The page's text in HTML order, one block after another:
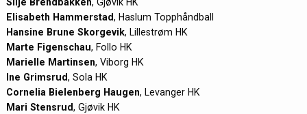
Silje Brendbakken, Gjøvik HK
Elisabeth Hammerstad, Haslum Topphåndball
Hansine Brune Skorgevik, Lillestrøm HK
Marte Figenschau, Follo HK
Marielle Martinsen, Viborg HK
Ine Grimsrud, Sola HK
Cornelia Bielenberg Haugen, Levanger HK
Mari Stensrud, Gjøvik HK